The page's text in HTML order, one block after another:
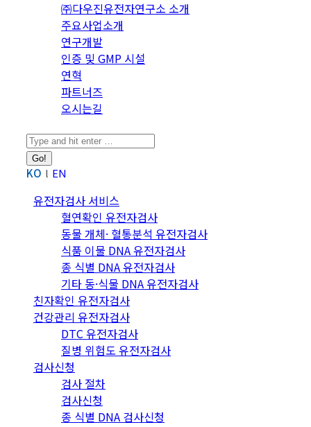
㈜다우진유전자연구소 소개
주요사업소개
연구개발
인증 및 GMP 시설
연혁
파트너즈
오시는길
Search:
KO EN
유전자검사 서비스
혈연확인 유전자검사
동물 개체· 혈통분석 유전자검사
식품 이물 DNA 유전자검사
종 식별 DNA 유전자검사
기타 동·식물 DNA 유전자검사
친자확인 유전자검사
건강관리 유전자검사
DTC 유전자검사
질병 위험도 유전자검사
검사신청
검사 절차
검사신청
종 식별 DNA 검사신청